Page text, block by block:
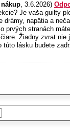
, 3.6.2026)
Je vaša guilty
drámy, napätia a
prvých stranách
Žiadny zvrat
lásku budete